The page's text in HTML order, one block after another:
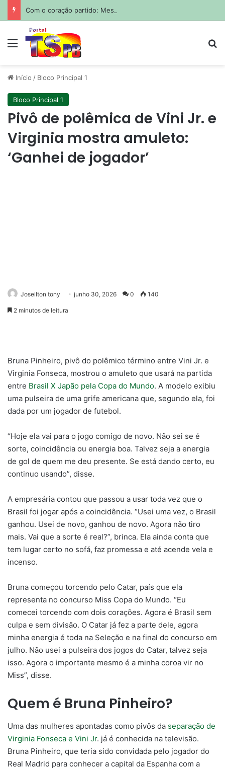
Menu
Início / Bloco Principal 1
Bloco Principal 1
Pivô de polêmica de Vini Jr. e
Virginia mostra amuleto:
‘Ganhei de jogador’
Joseilton tony junho 30, 2026 0 140
2 minutos de leitura
Bruna Pinheiro, pivô do polêmico término entre Vini Jr. e
Virginia Fonseca, mostrou o amuleto que usará na partida
entre Brasil X Japão pela Copa do Mundo. A modelo exibiu
uma pulseira de uma grife americana que, segundo ela, foi
dada por um jogador de futebol.
“Hoje ela vai para o jogo comigo de novo. Não sei se é
sorte, coincidência ou energia boa. Talvez seja a energia
de gol de quem me deu presente. Se está dando certo, eu
continuo usando”, disse.
A empresária contou que passou a usar toda vez que o
Brasil foi jogar após a coincidência. “Usei uma vez, o Brasil
ganhou. Usei de novo, ganhou de novo. Agora não tiro
mais. Vai que a sorte é real?”, brinca. Ela ainda conta que
tem lugar certo no sofá, faz promessa e até acende vela e
incenso.
Bruna começou torcendo pelo Catar, país que ela
representa no concurso Miss Copa do Mundo. “Eu
comecei torcendo com dois corações. Agora é Brasil sem
culpa e sem divisão. O Catar já fez a parte dele, agora
minha energia é toda na Seleção e na final do concurso em
julho. Não usei a pulseira dos jogos do Catar, talvez seja
isso. Agora o importante mesmo é a minha coroa vir no
Miss”, disse.
Quem é Bruna Pinheiro?
Uma das mulheres apontadas como pivôs da separação de
Virginia Fonseca e Vini Jr. já é conhecida na televisão.
Bruna Pinheiro, que teria sido convidada pelo jogador do
Real Madrid para conhecer a capital da Espanha com a